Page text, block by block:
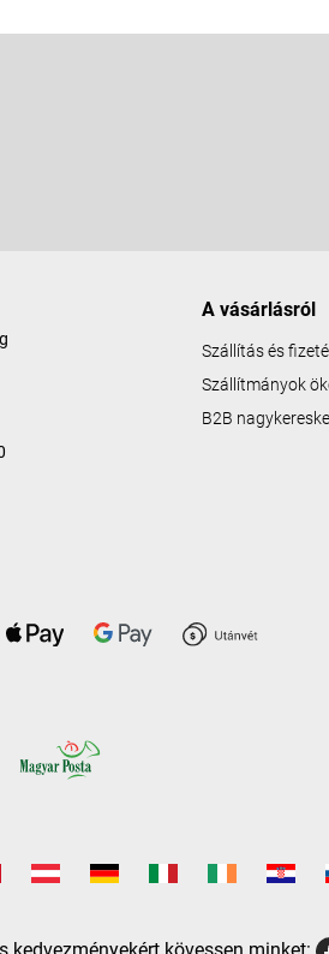
A vásárlásról
Szállítás és
Szállítmányok
B2B